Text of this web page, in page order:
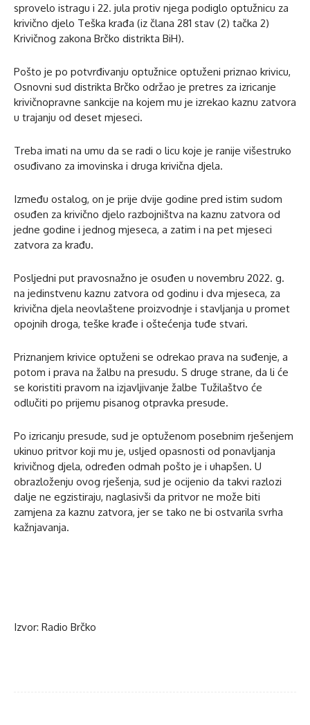
sprovelo istragu i 22. jula protiv njega podiglo optužnicu za
krivično djelo Teška krađa (iz člana 281 stav (2) tačka 2)
Krivičnog zakona Brčko distrikta BiH).
Pošto je po potvrđivanju optužnice optuženi priznao krivicu,
Osnovni sud distrikta Brčko održao je pretres za izricanje
krivičnopravne sankcije na kojem mu je izrekao kaznu zatvora
u trajanju od deset mjeseci.
Treba imati na umu da se radi o licu koje je ranije višestruko
osuđivano za imovinska i druga krivična djela.
Između ostalog, on je prije dvije godine pred istim sudom
osuđen za krivično djelo razbojništva na kaznu zatvora od
jedne godine i jednog mjeseca, a zatim i na pet mjeseci
zatvora za krađu.
Posljedni put pravosnažno je osuđen u novembru 2022. g.
na jedinstvenu kaznu zatvora od godinu i dva mjeseca, za
krivična djela neovlaštene proizvodnje i stavljanja u promet
opojnih droga, teške krađe i oštećenja tuđe stvari.
Priznanjem krivice optuženi se odrekao prava na suđenje, a
potom i prava na žalbu na presudu. S druge strane, da li će
se koristiti pravom na izjavljivanje žalbe Tužilaštvo će
odlučiti po prijemu pisanog otpravka presude.
Po izricanju presude, sud je optuženom posebnim rješenjem
ukinuo pritvor koji mu je, usljed opasnosti od ponavljanja
krivičnog djela, određen odmah pošto je i uhapšen. U
obrazloženju ovog rješenja, sud je ocijenio da takvi razlozi
dalje ne egzistiraju, naglasivši da pritvor ne može biti
zamjena za kaznu zatvora, jer se tako ne bi ostvarila svrha
kažnjavanja.
Izvor: Radio Brčko